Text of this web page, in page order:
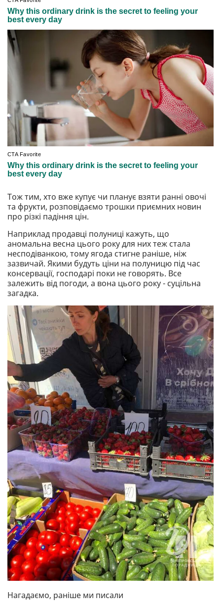
Тож тим, хто вже купує чи планує взяти ранні овочі
та фрукти, розповідаємо трошки приємних новин
про різкі падіння цін.
Наприклад продавці полуниці кажуть, що
аномальна весна цього року для них теж стала
несподіванкою, тому ягода стигне раніше, ніж
зазвичай. Якими будуть ціни на полуницю під час
консервації, господарі поки не говорять. Все
залежить від погоди, а вона цього року - суцільна
загадка.
Нагадаємо, раніше ми писали